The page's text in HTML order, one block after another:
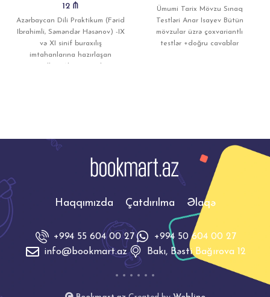
12 ₼
Azərbaycan Dili Praktikum (Fərid
Ibrahimli, Səməndər Həsənov) -IX
və XI sinif buraxılış
imtahanlarına hazırlaşan
Ümumi Tarix Mövzu Sınaq
Testləri Anar Isayev Bütün
mövzular üzrə çoxvariantlı
testlər +doğru cavablar
Haqqımızda Çatdırılma Əlaqə
+994 55 604 00 27
+994 50 604 00 27
info@bookmart.az
Bakı, Bəsti Bağırova 12